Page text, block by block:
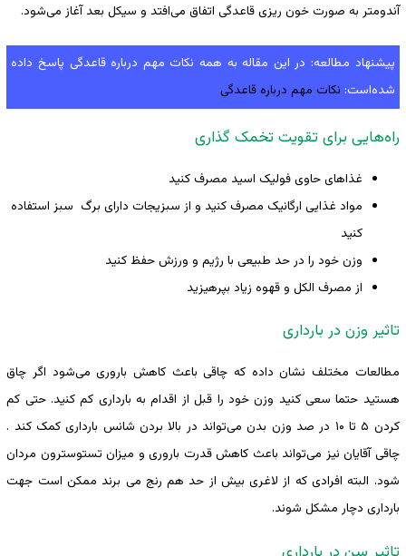
آندومتر به صورت خون ریزی قاعدگی اتفاق می‌افتد و سیکل بعد آغاز می‌شود.
پیشنهاد مطالعه: در این مقاله به همه نکات مهم درباره قاعدگی پاسخ داده
‌شده‌است: نکات مهم درباره قاعدگی
راه‌هایی برای تقویت تخمک گذاری
غذاهای حاوی فولیک اسید مصرف کنید
مواد غذایی ارگانیک مصرف کنید و از سبزیجات دارای برگ سبز استفاده
کنید
وزن خود را در حد طبیعی با رژیم و ورزش حفظ کنید
از مصرف الکل و قهوه زیاد بپرهیزید
تاثیر وزن در بارداری
مطالعات مختلف نشان داده که چاقی باعث کاهش باروری می‌شود اگر چاق
هستید حتما سعی کنید وزن خود را قبل از اقدام به بارداری کم کنید. حتی کم
کردن ۵ تا ۱۰ در صد وزن بدن می‌تواند در بالا بردن شانس بارداری کمک کند .
چاقی آقایان نیز می‌تواند باعث کاهش قدرت باروری و میزان تستوسترون مردان
شود. البته افرادی که از لاغری بیش از حد هم رنج می برند ممکن است جهت
بارداری دچار مشکل شوند.